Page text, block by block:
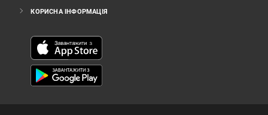
КОРИСНА ІНФОРМАЦІЯ